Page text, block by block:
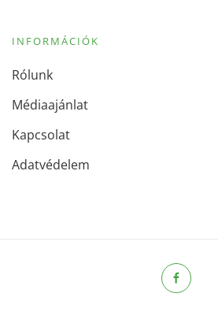
INFORMÁCIÓK
Rólunk
Médiaajánlat
Kapcsolat
Adatvédelem